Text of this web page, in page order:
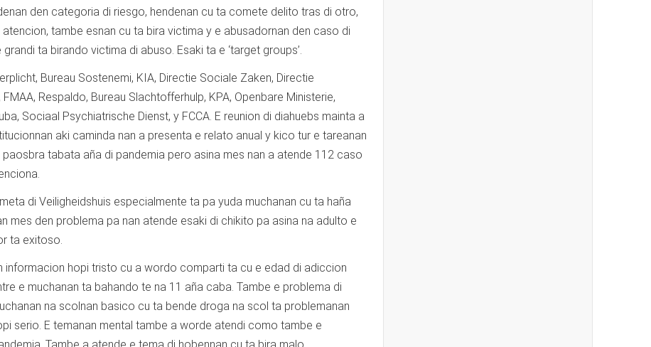
den categoria di riesgo, hendenan cu ta comete delito tras di otro,
tambe esnan cu ta bira victima y e abusadornan den caso di
ta birando victima di abuso. Esaki ta e ‘target groups’.
Bureau Sostenemi, KIA, Directie Sociale Zaken, Directie
Respaldo, Bureau Slachtofferhulp, KPA, Openbare Ministerie,
Sociaal Psychiatrische Dienst, y FCCA. E reunion di diahuebs mainta a
aki caminda nan a presenta e relato anual y kico tur e tareanan
tabata aña di pandemia pero asina mes nan a atende 112 caso
di Veiligheidshuis especialmente ta pa yuda muchanan cu ta haña
mes den problema pa nan atende esaki di chikito pa asina na adulto e
ta exitoso.
informacion hopi tristo cu a wordo comparti ta cu e edad di adiccion
e muchanan ta bahando te na 11 aña caba. Tambe e problema di
na scolnan basico cu ta bende droga na scol ta problemanan
serio. E temanan mental tambe a worde atendi como tambe e